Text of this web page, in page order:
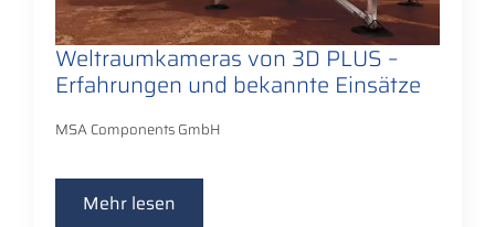
Weltraumkameras von 3D PLUS –
Erfahrungen und bekannte Einsätze
MSA Components GmbH
Mehr lesen